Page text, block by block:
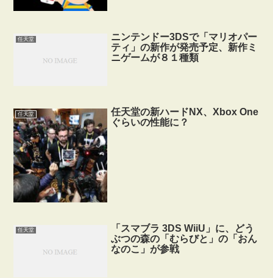
任天堂
ニンテンドー3DSで「マリオパー
ティ」の新作が発売予定、新作ミ
ニゲームが８１種類
任天堂
任天堂の新ハードNX、Xbox One
ぐらいの性能に？
任天堂
「スマブラ 3DS WiiU」に、どう
ぶつの森の「むらびと」の「おん
なのこ」が参戦